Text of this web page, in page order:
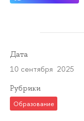
Дата
10 сентября 2025
Рубрики
Образование